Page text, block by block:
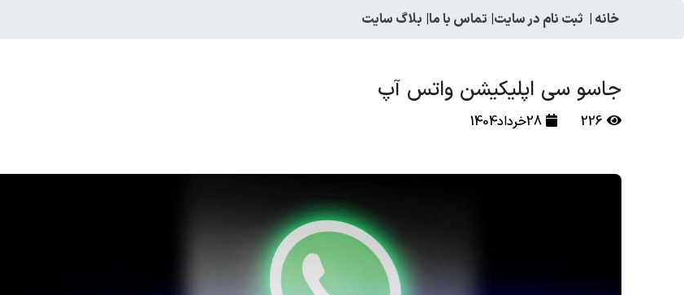
خانه | ثبت نام در سایت| تماس با ما| بلاگ سایت
جاسو سی اپلیکیشن واتس آپ
226 28خرداد1404